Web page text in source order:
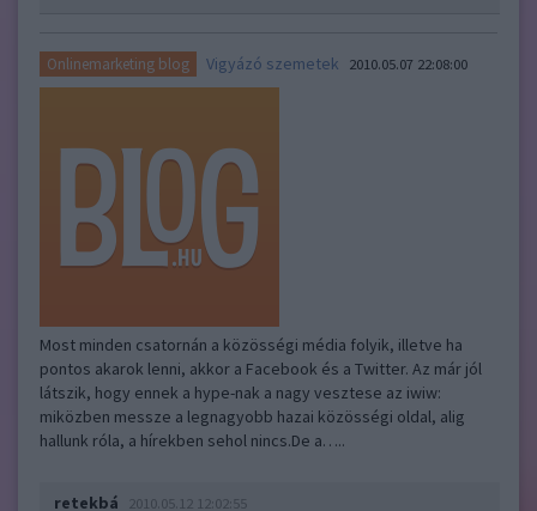
Onlinemarketing blog Vigyázó szemetek 2010.05.07 22:08:00
Most minden csatornán a közösségi média folyik, illetve ha
pontos akarok lenni, akkor a Facebook és a Twitter. Az már jól
látszik, hogy ennek a hype-nak a nagy vesztese az iwiw:
miközben messze a legnagyobb hazai közösségi oldal, alig
hallunk róla, a hírekben sehol nincs.De a…..
retekbá 2010.05.12 12:02:55